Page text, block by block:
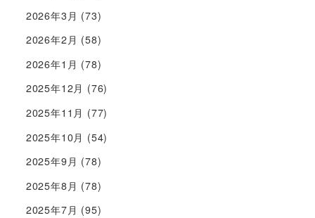
2026年3月 (73)
2026年2月 (58)
2026年1月 (78)
2025年12月 (76)
2025年11月 (77)
2025年10月 (54)
2025年9月 (78)
2025年8月 (78)
2025年7月 (95)